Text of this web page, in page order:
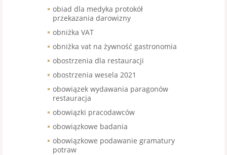
obiad dla medyka protokół
przekazania darowizny
obniżka VAT
obniżka vat na żywność gastronomia
obostrzenia dla restauracji
obostrzenia wesela 2021
obowiązek wydawania paragonów
restauracja
obowiązki pracodawców
obowiązkowe badania
obowiązkowe podawanie gramatury
potraw